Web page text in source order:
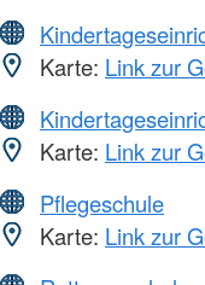
Karte: Link zur
Karte: Link zur
Pflegeschule
Karte: Link zur